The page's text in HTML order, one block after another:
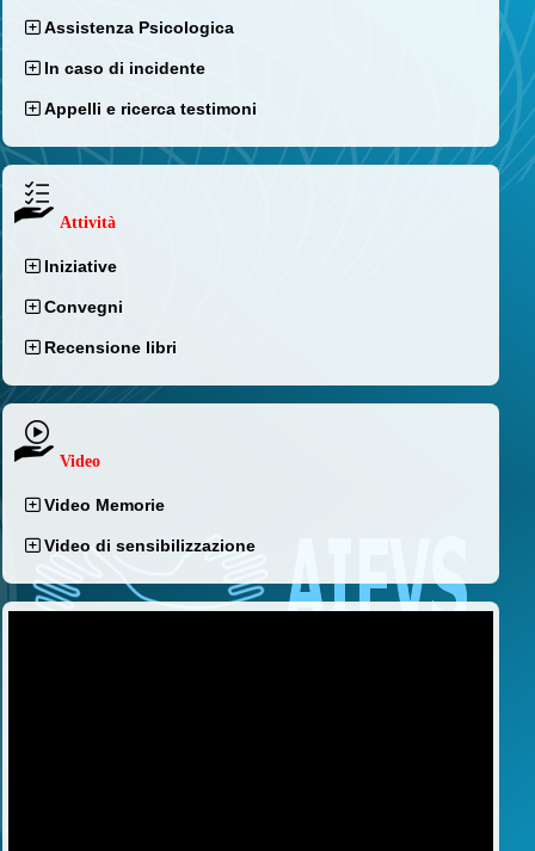
Assistenza Psicologica
In caso di incidente
Appelli e ricerca testimoni
Attività
Iniziative
Convegni
Recensione libri
Video
Video Memorie
Video di sensibilizzazione